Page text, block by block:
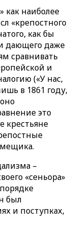
как наиболее
«крепостного
как бы
дающего даже
сравнивать
и
(«У нас,
в 1861 году,
это
крестьяне
–
«сеньора»
был
и поступках,